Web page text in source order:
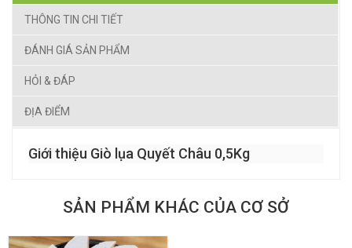
THÔNG TIN CHI TIẾT
ĐÁNH GIÁ SẢN PHẨM
HỎI & ĐÁP
ĐỊA ĐIỂM
Giới thiệu Giò lụa Quyết Châu 0,5Kg
SẢN PHẨM KHÁC CỦA CƠ SỞ